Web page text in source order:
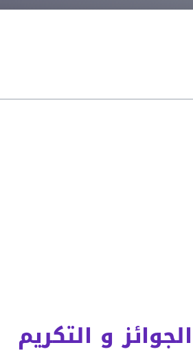
الجوائز و التكريم